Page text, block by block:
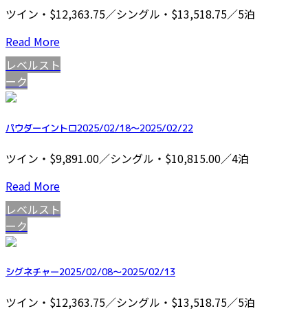
ツイン・$12,363.75／シングル・$13,518.75／5泊
Read More
レベルスト
ーク
パウダーイントロ2025/02/18～2025/02/22
ツイン・$9,891.00／シングル・$10,815.00／4泊
Read More
レベルスト
ーク
シグネチャー2025/02/08～2025/02/13
ツイン・$12,363.75／シングル・$13,518.75／5泊